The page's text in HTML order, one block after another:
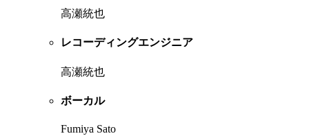
高瀬統也
レコーディングエンジニア
高瀬統也
ボーカル
Fumiya Sato